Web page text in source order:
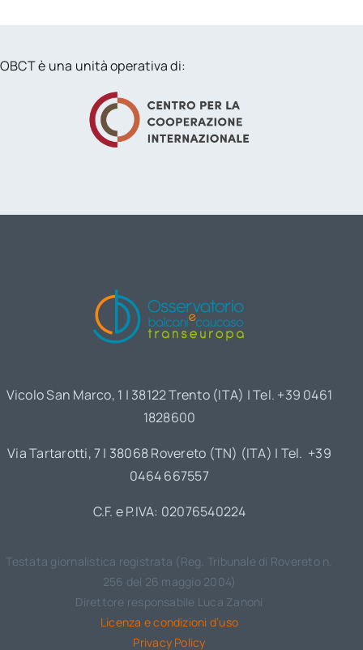
OBCT è una unità operativa di:
Vicolo San Marco, 1 | 38122 Trento (ITA) | Tel. +39 0461
1828600
Via Tartarotti, 7 | 38068 Rovereto (TN) (ITA) | Tel. +39
0464 667557
C.F. e P.IVA: 02076540224
Testata giornalistica registrata (Reg. Tribunale di Rovereto n.
256 del 26 maggio 2004)
Direttore responsabile Luca Zanoni
Licenza e condizioni d’uso
Privacy Policy